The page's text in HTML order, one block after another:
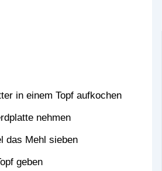
in einem Topf aufkochen
nehmen
das Mehl sieben
geben